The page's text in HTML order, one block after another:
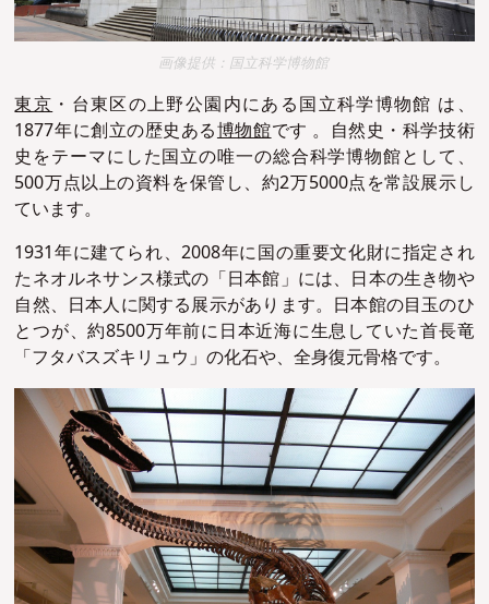
画像提供：国立科学博物館
東京・台東区の上野公園内にある国立科学博物館 は、
1877年に創立の歴史ある博物館です 。自然史・科学技術
史をテーマにした国立の唯一の総合科学博物館として、
500万点以上の資料を保管し、約2万5000点を常設展示し
ています。
1931年に建てられ、2008年に国の重要文化財に指定され
たネオルネサンス様式の「日本館」には、日本の生き物や
自然、日本人に関する展示があります。日本館の目玉のひ
とつが、約8500万年前に日本近海に生息していた首長竜
「フタバスズキリュウ」の化石や、全身復元骨格です。